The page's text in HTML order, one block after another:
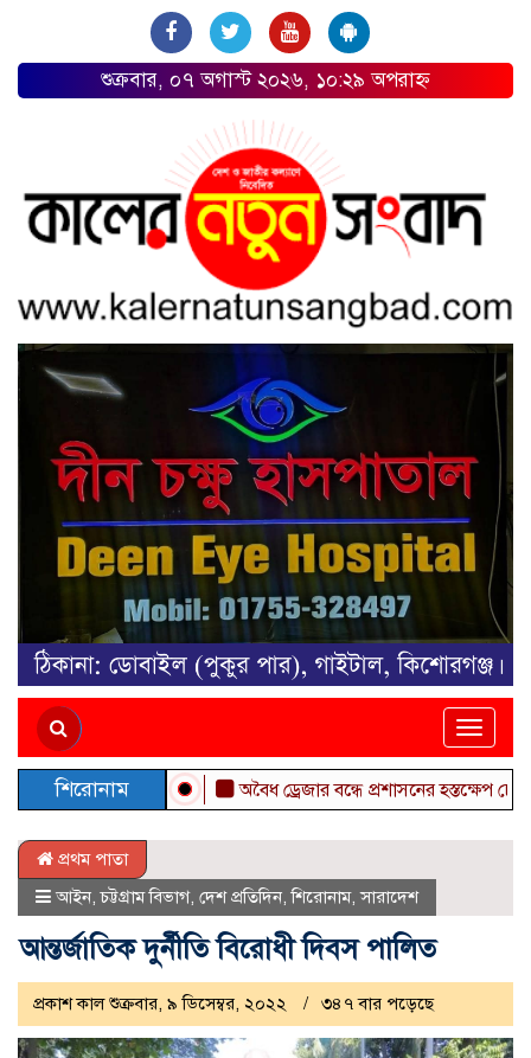
শুক্রবার, ০৭ অগাস্ট ২০২৬, ১০:২৯ অপরাহ্ন
Toggle
শিরোনাম অবৈধ ড্রেজার বন্ধে প্রশাসনের হস্তক্ষেপ চেয়ে
প্রথম পাতা
আইন,চট্টগ্রাম বিভাগ, দেশ প্রতিদিন,শিরোনাম,সারাদেশ
আন্তর্জাতিক দুর্নীতি বিরোধী দিবস পালিত
প্রকাশ কাল শুক্রবার, ৯ ডিসেম্বর, ২০২২ ৩৪৭ বার পড়েছে